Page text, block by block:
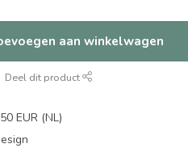
aan winkelwagen
Deel dit product
EUR (NL)